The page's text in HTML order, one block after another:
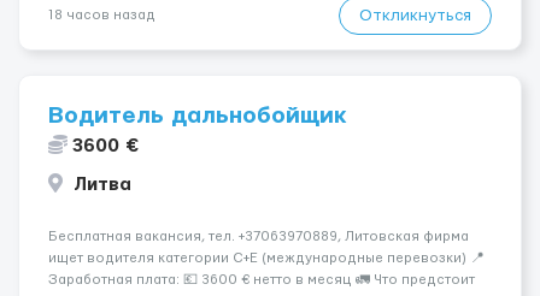
18 часов назад Откликнуться
Водитель дальнобойщик
3600 €
Литва
Бесплатная вакансия, тел. +37063970889, Литовская фирма
ищет водителя категории C+E (международные перевозки) 📍
Заработная плата: 💶 3600 € нетто в месяц 🚛 Что предстоит